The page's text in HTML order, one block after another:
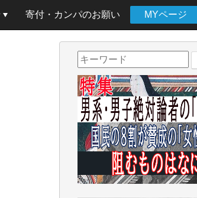
寄付・カンパのお願い MYページ